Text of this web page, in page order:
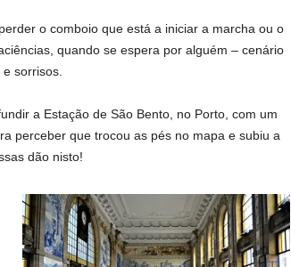
o comboio que está a iniciar a marcha ou o
quando se espera por alguém – cenário
sorrisos.
a Estação de São Bento, no Porto, com um
perceber que trocou as pés no mapa e subiu a
dão nisto!